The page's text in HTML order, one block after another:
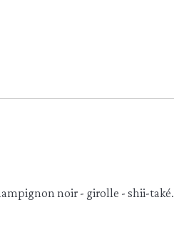
noir - girolle - shii-také.